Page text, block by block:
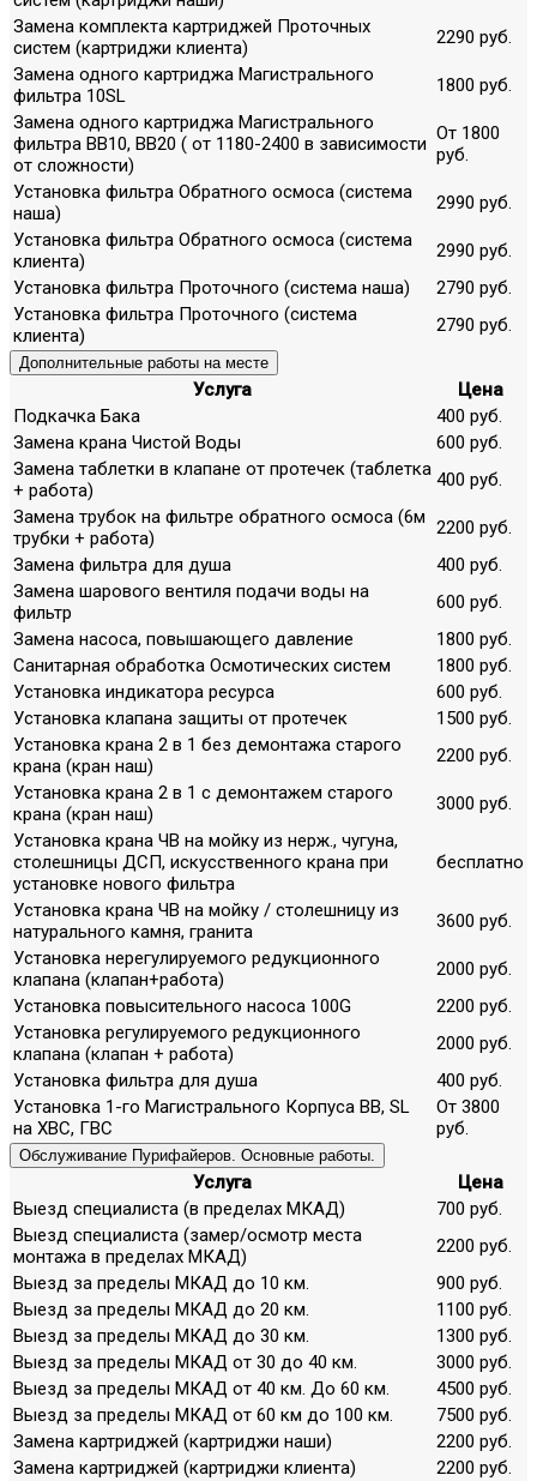
Замена комплекта картриджей Проточных
систем (картриджи клиента)
2290 руб.
Замена одного картриджа Магистрального
фильтра 10SL
1800 руб.
Замена одного картриджа Магистрального
фильтра ВВ10, ВВ20 ( от 1180-2400 в зависимости
от сложности)
От 1800
руб.
Установка фильтра Обратного осмоса (система
наша)
2990 руб.
Установка фильтра Обратного осмоса (система
клиента)
2990 руб.
Установка фильтра Проточного (система наша)
2790 руб.
Установка фильтра Проточного (система
клиента)
2790 руб.
Дополнительные работы на месте
Услуга
Цена
Подкачка Бака
400 руб.
Замена крана Чистой Воды
600 руб.
Замена таблетки в клапане от протечек (таблетка
+ работа)
400 руб.
Замена трубок на фильтре обратного осмоса (6м
трубки + работа)
2200 руб.
Замена фильтра для душа
400 руб.
Замена шарового вентиля подачи воды на
фильтр
600 руб.
Замена насоса, повышающего давление
1800 руб.
Санитарная обработка Осмотических систем
1800 руб.
Установка индикатора ресурса
600 руб.
Установка клапана защиты от протечек
1500 руб.
Установка крана 2 в 1 без демонтажа старого
крана (кран наш)
2200 руб.
Установка крана 2 в 1 с демонтажем старого
крана (кран наш)
3000 руб.
Установка крана ЧВ на мойку из нерж., чугуна,
столешницы ДСП, искусственного крана при
установке нового фильтра
бесплатно
Установка крана ЧВ на мойку / столешницу из
натурального камня, гранита
3600 руб.
Установка нерегулируемого редукционного
клапана (клапан+работа)
2000 руб.
Установка повысительного насоса 100G
2200 руб.
Установка регулируемого редукционного
клапана (клапан + работа)
2000 руб.
Установка фильтра для душа
400 руб.
Установка 1-го Магистрального Корпуса ВВ, SL
на ХВС, ГВС
От 3800
руб.
Обслуживание Пурифайеров. Основные работы.
Услуга
Цена
Выезд специалиста (в пределах МКАД)
700 руб.
Выезд специалиста (замер/осмотр места
монтажа в пределах МКАД)
2200 руб.
Выезд за пределы МКАД до 10 км.
900 руб.
Выезд за пределы МКАД до 20 км.
1100 руб.
Выезд за пределы МКАД до 30 км.
1300 руб.
Выезд за пределы МКАД от 30 до 40 км.
3000 руб.
Выезд за пределы МКАД от 40 км. До 60 км.
4500 руб.
Выезд за пределы МКАД от 60 км до 100 км.
7500 руб.
Замена картриджей (картриджи наши)
2200 руб.
Замена картриджей (картриджи клиента)
2200 руб.